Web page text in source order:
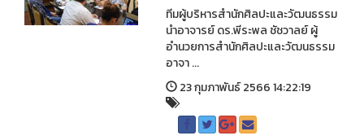
ทีมผู้บริหารสำนักศิลปะและวัฒนธรรม
นำอาจารย์ ดร.พีระพล ชัชวาลย์ ผู้
อำนวยการสำนักศิลปะและวัฒนธรรม
อาจา ...
23 กุมภาพันธ์ 2566 14:22:19